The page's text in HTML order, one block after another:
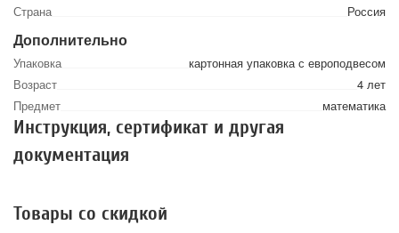
Страна
Россия
Дополнительно
Упаковка
картонная упаковка с европодвесом
Возраст
4 лет
Предмет
математика
Инструкция, сертификат и другая
документация
Товары со скидкой